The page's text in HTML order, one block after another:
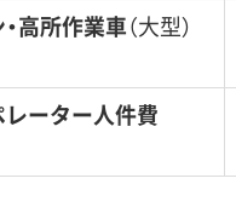
高所作業車（大型）
ーター人件費